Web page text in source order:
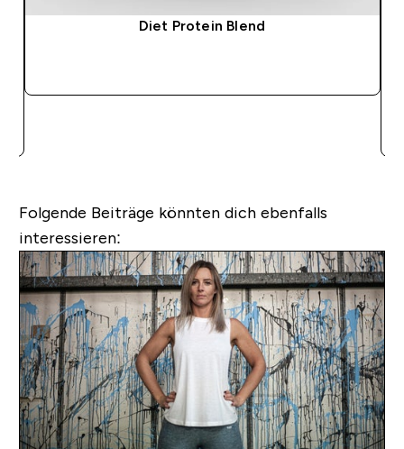
Diet Protein Blend
Folgende Beiträge könnten dich ebenfalls
interessieren: